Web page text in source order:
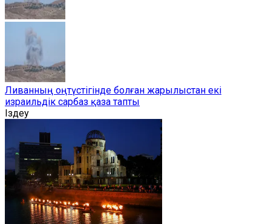
Ливанның оңтүстігінде болған жарылыстан екі
израильдік сарбаз қаза тапты
Іздеу